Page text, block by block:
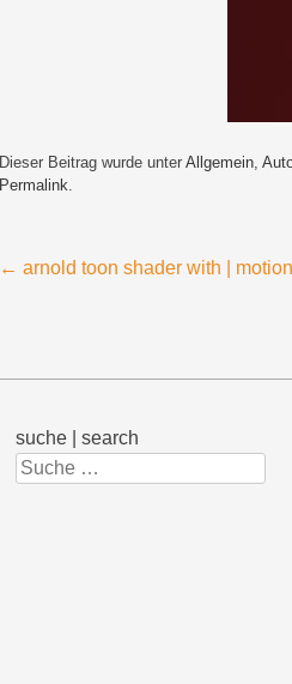
Dieser Beitrag wurde unter Allgemein,
Permalink.
Beitragsnavigation
← arnold toon shader with |
suche | search
Suchen